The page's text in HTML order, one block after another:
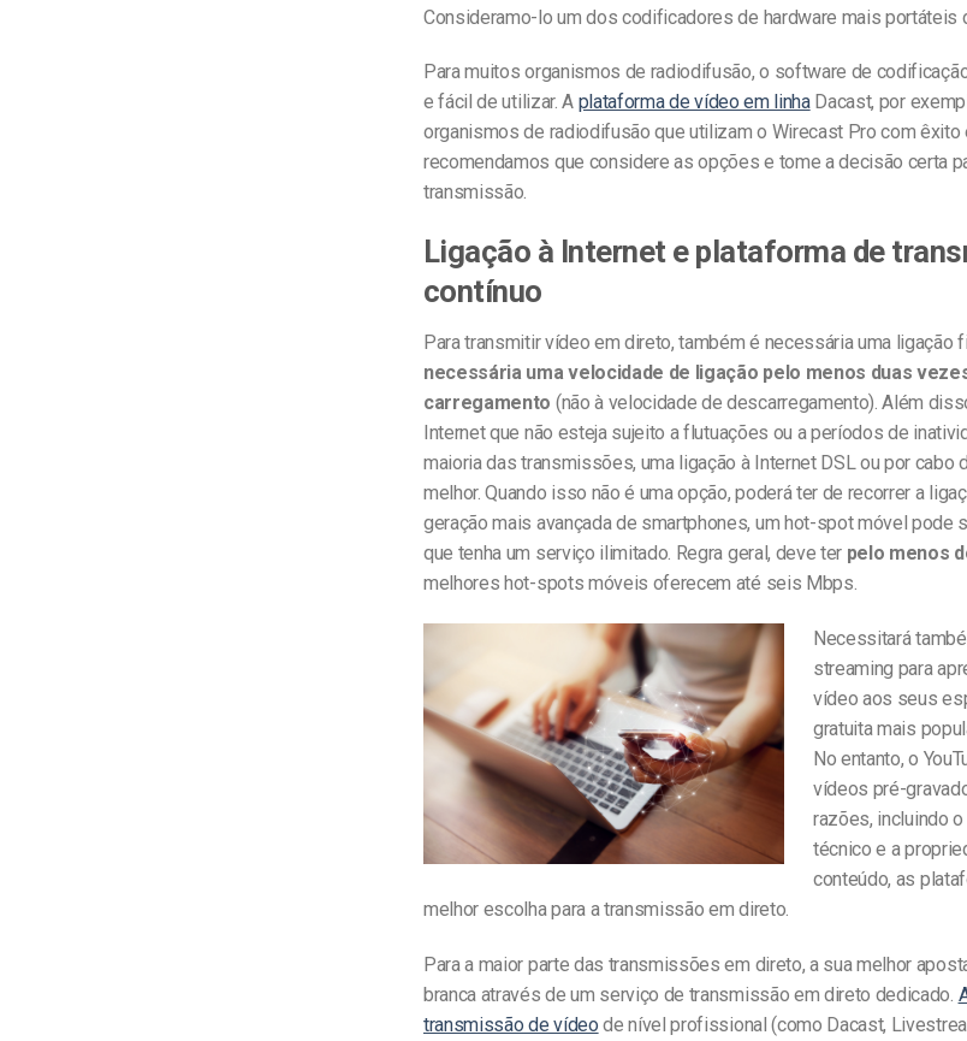
Consideramo-lo um dos codificadores de hardware mais portáteis
Para muitos organismos de radiodifusão, o software de
e fácil de utilizar. A plataforma de vídeo em linhaDacast, por
organismos de radiodifusão que utilizam o Wirecast Pro com êxito
recomendamos que considere as opções e tome a decisão certa
transmissão.
Ligação à Internet e plataforma de
contínuo
Para transmitir vídeo em direto, também é necessária uma ligação
necessária uma velocidade de ligação pelo menos duas
carregamento (não à velocidade de descarregamento). Além
Internet que não esteja sujeito a flutuações ou a períodos de
maioria das transmissões, uma ligação à Internet DSL ou por cabo
melhor. Quando isso não é uma opção, poderá ter de recorrer a
geração mais avançada de smartphones, um hot-spot móvel pode
que tenha um serviço ilimitado. Regra geral, deve ter pelo menos
melhores hot-spots móveis oferecem até seis Mbps.
Necessitará
streaming para
vídeo aos seus
gratuita mais
No entanto, o
vídeos pré-
razões, incluindo
técnico e a
conteúdo, as
melhor escolha para a transmissão em direto.
Para a maior parte das transmissões em direto, a sua melhor
branca através de um serviço de transmissão em direto dedicado.
transmissão de vídeo de nível profissional (como Dacast,